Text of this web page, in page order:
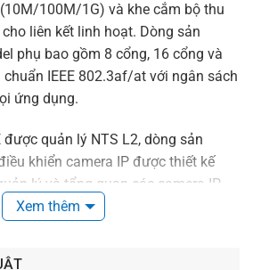
100M/1G) và khe cắm bộ thu
liên kết linh hoạt. Dòng sản
phụ bao gồm 8 cổng, 16 cổng và
IEEE 802.3af/at với ngân sách
ứng dụng.
được quản lý NTS L2, dòng sản
khiển camera IP được thiết kế
lý và tổng quan các camera IP
cả khi người cài đặt không quen với
họa (GUI) trên web tập trung giúp
Xem thêm